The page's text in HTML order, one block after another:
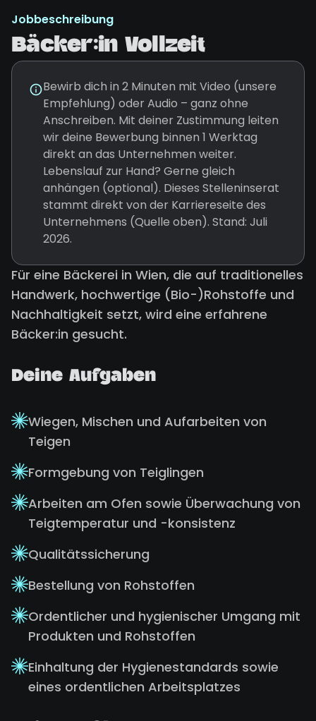
Jobbeschreibung
Bäcker:in Vollzeit
Bewirb dich in 2 Minuten mit Video (unsere
Empfehlung) oder Audio – ganz ohne
Anschreiben. Mit deiner Zustimmung leiten
wir deine Bewerbung binnen 1 Werktag
direkt an das Unternehmen weiter.
Lebenslauf zur Hand? Gerne gleich
anhängen (optional). Dieses Stelleninserat
stammt direkt von der Karriereseite des
Unternehmens (Quelle oben). Stand: Juli
2026.
Für eine Bäckerei in Wien, die auf traditionelles
Handwerk, hochwertige (Bio-)Rohstoffe und
Nachhaltigkeit setzt, wird eine erfahrene
Bäcker:in gesucht.
Deine Aufgaben
Wiegen, Mischen und Aufarbeiten von
Teigen
Formgebung von Teiglingen
Arbeiten am Ofen sowie Überwachung von
Teigtemperatur und -konsistenz
Qualitätssicherung
Bestellung von Rohstoffen
Ordentlicher und hygienischer Umgang mit
Produkten und Rohstoffen
Einhaltung der Hygienestandards sowie
eines ordentlichen Arbeitsplatzes